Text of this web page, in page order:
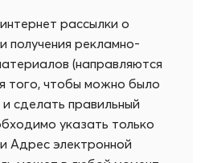
рассылки о
получения рекламно-
(направляются
того, чтобы можно было
сделать правильный
указать только
Адрес электронной